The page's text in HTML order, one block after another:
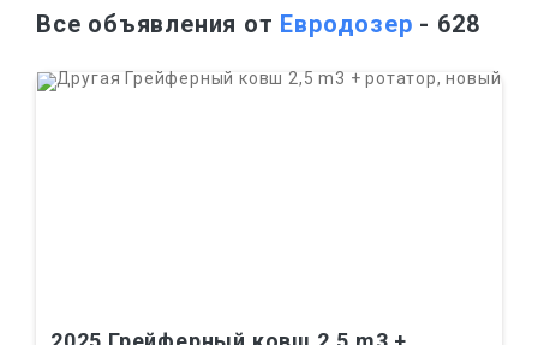
Все объявления от Евродозер - 628